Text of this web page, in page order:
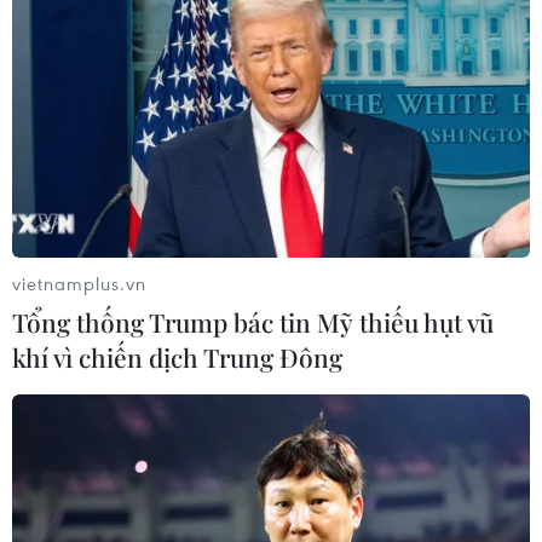
Nigeria chuẩn bị cho khả năng can thiệp
quân sự vào Niger
14/08/2023 03:26
Nigeria sẽ cần khoảng hai tiểu đoàn từ 300-1.000 binh
sỹ để tham gia chiến dịch quân sự chống lại quân nổi
dậy ở Niger dưới sự bảo trợ của Cộng đồng Kinh tế các
quốc gia Tây Phi (ECOWAS).
vietnamplus.vn
Tổng thống Trump bác tin Mỹ thiếu hụt vũ
khí vì chiến dịch Trung Đông